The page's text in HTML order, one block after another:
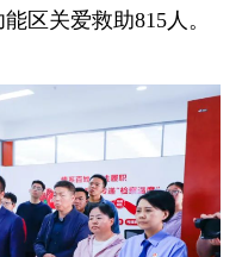
区关爱救助815人。